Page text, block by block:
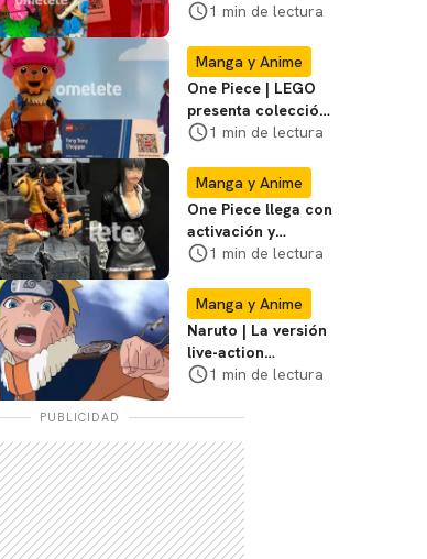
de LEGO durante la
fotos
1 min de lectura
Manga y Anime
One Piece | LEGO
presenta colección
de serie de la
Con
1 min de lectura
Manga y Anime
One Piece llega con
activación y
coleccionables a la
Con
1 min de lectura
Manga y Anime
Naruto | La versión
live-action
explorará la
dice el director
1 min de lectura
PUBLICIDAD